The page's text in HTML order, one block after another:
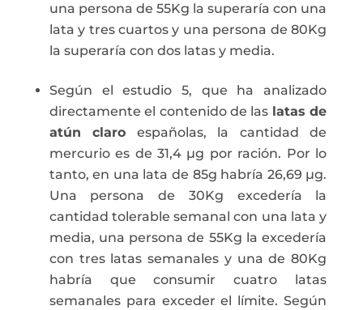
una persona de 55Kg la superaría con una
lata y tres cuartos y una persona de 80Kg
la superaría con dos latas y media.
Según el estudio 5, que ha analizado
directamente el contenido de las latas de
atún claro españolas, la cantidad de
mercurio es de 31,4 µg por ración. Por lo
tanto, en una lata de 85g habría 26,69 µg.
Una persona de 30Kg excedería la
cantidad tolerable semanal con una lata y
media, una persona de 55Kg la excedería
con tres latas semanales y una de 80Kg
habría que consumir cuatro latas
semanales para exceder el límite. Según